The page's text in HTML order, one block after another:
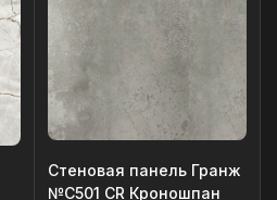
Стеновая панель Гранж
№C501 CR Кроношпан